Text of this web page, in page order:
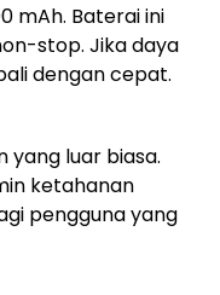
mAh. Baterai ini
stop. Jika daya
dengan cepat.
yang luar biasa.
ketahanan
pengguna yang